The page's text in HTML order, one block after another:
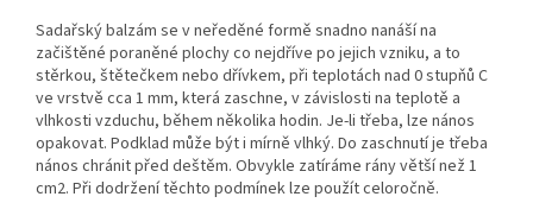
Sadařský balzám se v neředěné formě snadno nanáší na
začištěné poraněné plochy co nejdříve po jejich vzniku, a to
stěrkou, štětečkem nebo dřívkem, při teplotách nad 0 stupňů C
ve vrstvě cca 1 mm, která zaschne, v závislosti na teplotě a
vlhkosti vzduchu, během několika hodin. Je-li třeba, lze nános
opakovat. Podklad může být i mírně vlhký. Do zaschnutí je třeba
nános chránit před deštěm. Obvykle zatíráme rány větší než 1
cm2. Při dodržení těchto podmínek lze použít celoročně.